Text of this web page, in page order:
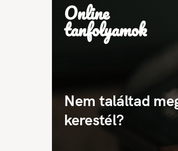
Online
tanfolyamok
Nem találtad
kerestél?